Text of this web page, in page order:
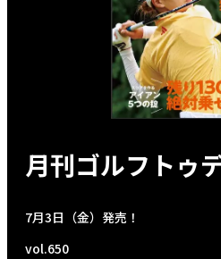
月刊ゴルフトゥ
7月3日（金）発売！
vol.650